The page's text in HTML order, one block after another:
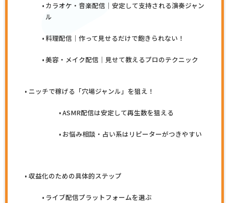
カラオケ・音楽配信｜安定して支持される演奏ジャン
ル
料理配信｜作って見せるだけで飽きられない！
美容・メイク配信｜見せて教えるプロのテクニック
ニッチで稼げる「穴場ジャンル」を狙え！
ASMR配信は安定して再生数を狙える
お悩み相談・占い系はリピーターがつきやすい
収益化のための具体的ステップ
ライブ配信プラットフォームを選ぶ